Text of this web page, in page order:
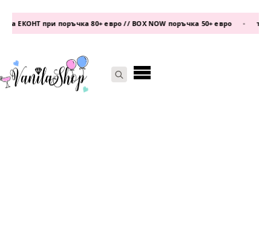
при поръчка 80+ евро // BOX NOW поръчка 50+ евро